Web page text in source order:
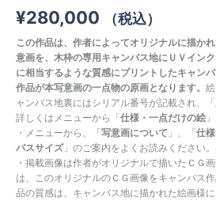
¥280,000 （税込）
この作品は、作者によってオリジナルに描か
意画を、木枠の専用キャンバス地にＵＶイン
に相当するような質感にプリントしたキャン
作品が本写意画の一点物の原画となります。
ャンバス地裏にはシリアル番号が記載され、「
詳しくはメニューから「仕様・一点だけの絵
・メニューから、「写意画について 」、「仕
バスサイズ」のご案内をよくお読みください。
・掲載画像は作者がオリジナルで描いたＣＧ
は、このオリジナルのＣＧ画像をキャンバス
品の質感は、キャンバス地に描かれた絵画様